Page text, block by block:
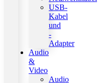
USB-
Kabel
und
-
Adapter
Audio
&
Video
Audio